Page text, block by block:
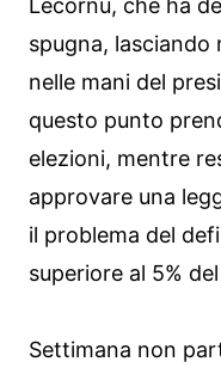
Lecornu, che ha
spugna, lasciando
nelle mani del
questo punto
elezioni, mentre
approvare una
il problema del
superiore al 5% del
Settimana non